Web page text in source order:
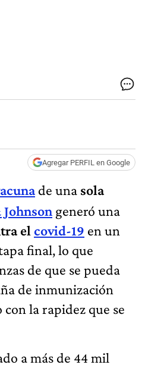
Agregar PERFIL en Google
de una sola
generó una
el covid-19 en un
final, lo que
de que se pueda
de inmunización
la rapidez que se
a más de 44 mil